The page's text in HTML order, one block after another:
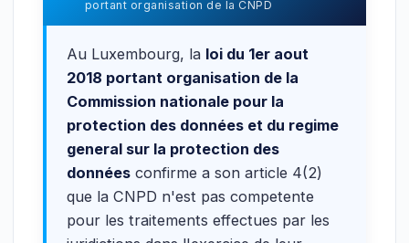
portant organisation de la CNPD
Au Luxembourg, la loi du 1er aout
2018 portant organisation de la
Commission nationale pour la
protection des données et du regime
general sur la protection des
données confirme a son article 4(2)
que la CNPD n'est pas competente
pour les traitements effectues par les